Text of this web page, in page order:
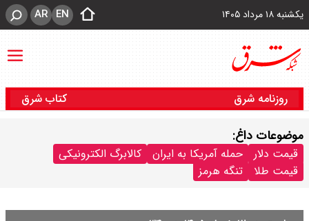
یکشنبه ۱۸ مرداد ۱۴۰۵ EN
AR
روزنامه شرق کتاب شرق
موضوعات داغ:
قیمت دلار حمله آمریکا به ایران
کالابرگ الکترونیکی
قیمت طلا
تنگه هرمز